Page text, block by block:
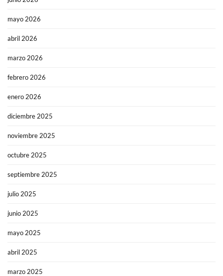
mayo 2026
abril 2026
marzo 2026
febrero 2026
enero 2026
diciembre 2025
noviembre 2025
octubre 2025
septiembre 2025
julio 2025
junio 2025
mayo 2025
abril 2025
marzo 2025